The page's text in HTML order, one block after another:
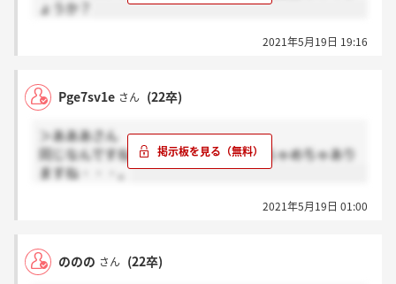
ょうか？
2021年5月19日 19:16
Pge7sv1e さん (22卒)
＞あああさん
同じなんですね！！ならその可能性めちゃめちゃあり
ますね・・・。
2021年5月19日 01:00
ののの さん (22卒)